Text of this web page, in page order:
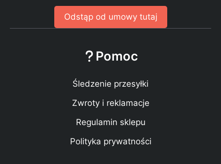
Odstąp od umowy tutaj
Pomoc
Śledzenie przesyłki
Zwroty i reklamacje
Regulamin sklepu
Polityka prywatności